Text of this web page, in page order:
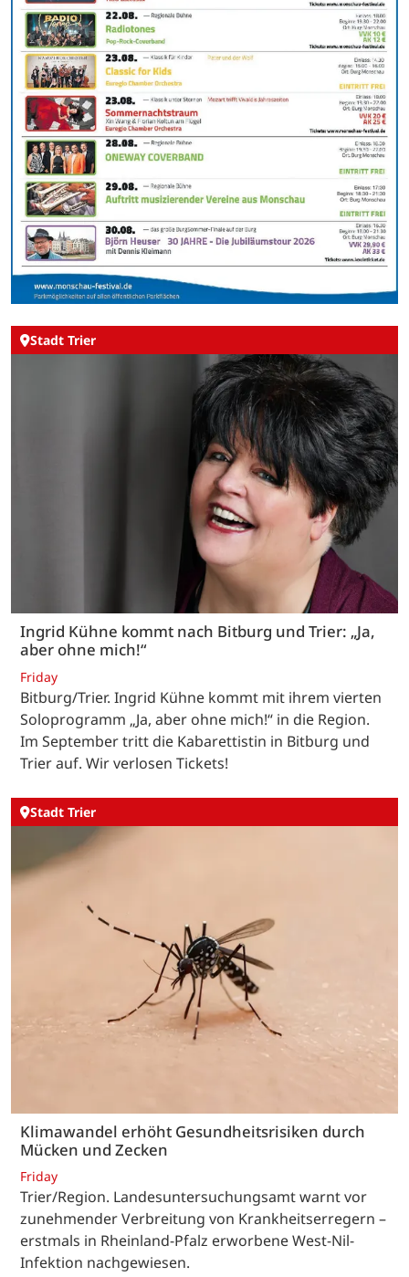
Stadt Trier
Ingrid Kühne kommt nach Bitburg und Trier: „Ja,
aber ohne mich!“
Friday
Bitburg/Trier. Ingrid Kühne kommt mit ihrem vierten
Soloprogramm „Ja, aber ohne mich!“ in die Region.
Im September tritt die Kabarettistin in Bitburg und
Trier auf. Wir verlosen Tickets!
Stadt Trier
Klimawandel erhöht Gesundheitsrisiken durch
Mücken und Zecken
Friday
Trier/Region. Landesuntersuchungsamt warnt vor
zunehmender Verbreitung von Krankheitserregern –
erstmals in Rheinland-Pfalz erworbene West-Nil-
Infektion nachgewiesen.